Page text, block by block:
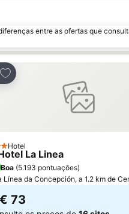
entre as ofertas que
Adicionar aos favoritos
Hotel
La Linea
Boa (5.193 pontuações)
Línea da Concepción, a 1.2 km de
€ 73